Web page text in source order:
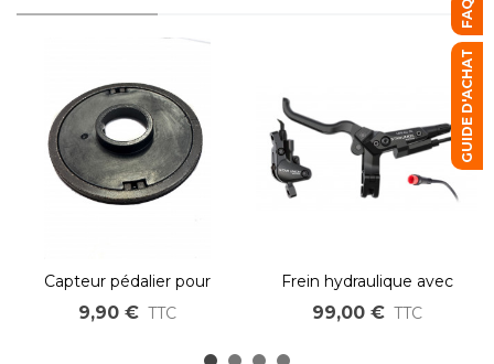
Capteur pédalier pour
moteur pédalier bafang
9,90 € TTC
Frein hydraulique avec
coupure électrique
intégrée – double Piston –
Connecteur JULET rouge
99,00 € TTC
FAQ
GUIDE D'ACHAT